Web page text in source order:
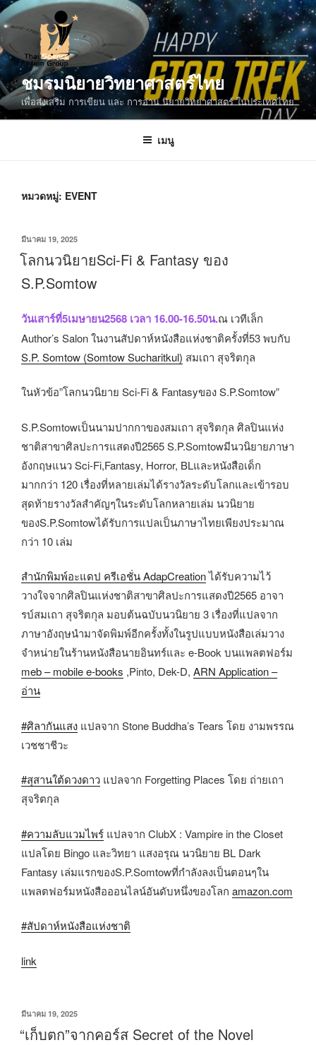
ข้าม
ไป
ยัง
บทความ
ชมรมนิยายวิทยาศาสตร์ไทย
เพื่อส่งเสริม การเขียน และ การอ่าน นิยายวิทยาศาสตร์ ในประเทศไทย
เมนู
หมวดหมู่: EVENT
เขียน
วัน
ที่
มีนาคม 19, 2025
โลกนวนิยายSci-Fi​ &​ Fantasy ของ​
S.P.Somtow
วันเสาร์ที่5เมษายน2568​ เวลา​ 16.00-16.50น.ณ​ เวทีเล็ก​
Author’s​ Salon​ ในงานสัปดาห์หนังสือแห่งชาติครั้งที่53​ พบกับ
S.P. Somtow (Somtow Sucharitkul) สมเถา​ สุจริตกุล
ในหัวข้อ”โลกนวนิยาย​ Sci-Fi​ & Fantasy​ของ​ S.P.Somtow”
S.P.Somtowเป็นนามปากกาของสมเถา​ สุจริตกุล​ ศิลปินแห่ง
ชาติสาขาศิลปะการแสดงปี2565​ S.P.Somtowมีนวนิยายภาษา
อังกฤษแนว​ Sci-Fi,​Fantasy, Horror, BLและ​หนังสือเด็ก
มากกว่า​ 120 เรื่องที่หลายเล่มได้รางวัลระดับโลกและเข้ารอบ
สุดท้ายรางวัลสำคัญๆในระดับโลกหลายเล่ม​ นวนิยาย
ของS.P.Somtowได้รับการแปลเป็นภาษาไทยเพียงประมาณ​
กว่า 10​ เล่ม
สำนักพิมพ์อะแดป ครีเอชั่น AdapCreationได้รับความไว้
วางใจจากศิลปินแห่งชาติสาขาศิลปะการแสดงปี2565 อาจา
รบ์สมเถา​ สุจริตกุล​ มอบต้นฉบับนวนิยาย​ 3​ เรื่องที่แปลจาก
ภาษาอังฤษนำมาจัดพิมพ์อีกครั้งทั้งในรูปแบบหนังสือเล่มวาง
จำหน่ายในร้านหนังสือนายอินทร์และ​ e-Book​ บนแพลตฟอร์ม​
meb – mobile e-books ,Pinto, Dek-D​, ARN Application –
อ่าน
#ศิลากันแสง ​ แปลจาก​ Stone Buddha’s Tears โดย​ งามพรรณ​
เวชชาชีวะ
#สุสานใต้ดวงดาว ​ แปลจาก​ Forgetting Places โดย​ ถ่ายเถา​
สุจริตกุล
#ความลับแวมไพร์ ​ แปลจาก​ ClubX : Vampire in​ the​ Closet
แปลโดย​ Bingo และวิทยา​ แสงอรุณ​ นวนิยาย BL​ Dark​
Fantasy​ เล่มแรกของS.P.Somtowที่กำลังลงเป็นตอนๆใน​
แพลตฟอร์มหนังสือออนไลน์อันดับหนึ่งของโลก amazon.com
#สัปดาห์หนังสือแห่งชาติ
link
เขียน
มีนาคม 19, 2025
“เก็บตก”จากคอร์ส​ Secret​ of​ the​ Novel